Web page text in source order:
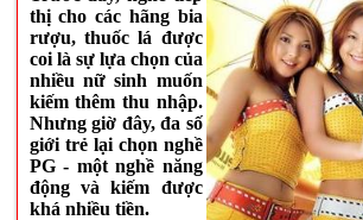
thị cho các hãng bia
rượu, thuốc lá được
coi là sự lựa chọn của
nhiều nữ sinh muốn
kiếm thêm thu nhập.
Nhưng giờ đây, đa số
giới trẻ lại chọn nghề
PG - một nghề năng
động và kiếm được
khá nhiều tiền.